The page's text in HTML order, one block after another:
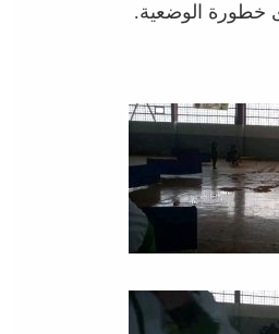
خطورة الوضعية.